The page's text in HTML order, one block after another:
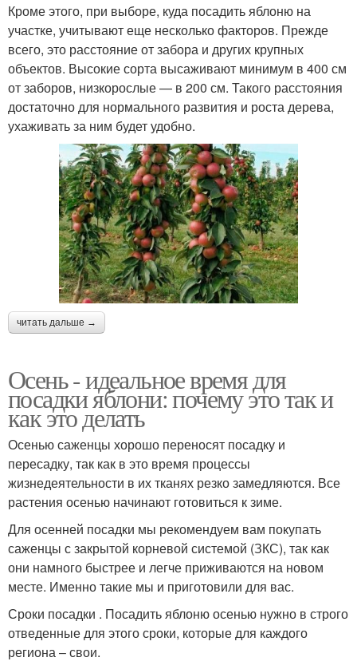
Кроме этого, при выборе, куда посадить яблоню на
участке, учитывают еще несколько факторов. Прежде
всего, это расстояние от забора и других крупных
объектов. Высокие сорта высаживают минимум в 400 см
от заборов, низкорослые — в 200 см. Такого расстояния
достаточно для нормального развития и роста дерева,
ухаживать за ним будет удобно.
читать дальше →
Осень - идеальное время для
посадки яблони: почему это так и
как это делать
Осенью саженцы хорошо переносят посадку и
пересадку, так как в это время процессы
жизнедеятельности в их тканях резко замедляются. Все
растения осенью начинают готовиться к зиме.
Для осенней посадки мы рекомендуем вам покупать
саженцы с закрытой корневой системой (ЗКС), так как
они намного быстрее и легче приживаются на новом
месте. Именно такие мы и приготовили для вас.
Сроки посадки . Посадить яблоню осенью нужно в строго
отведенные для этого сроки, которые для каждого
региона – свои.